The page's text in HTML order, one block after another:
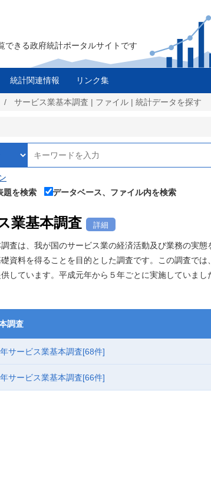
できる政府統計ポータルサイトです
統計関連情報 リンク集
サービス業基本調査 | ファイル | 統計データを探す
題を検索
データベース、ファイル内を検索
業基本調査 詳細
査は、我が国のサービス業の経済活動及び業務の実
資料を得ることを目的とした調査です。この調査で
しています。平成元年から５年ごとに実施していま
調査
サービス業基本調査[68件]
サービス業基本調査[66件]